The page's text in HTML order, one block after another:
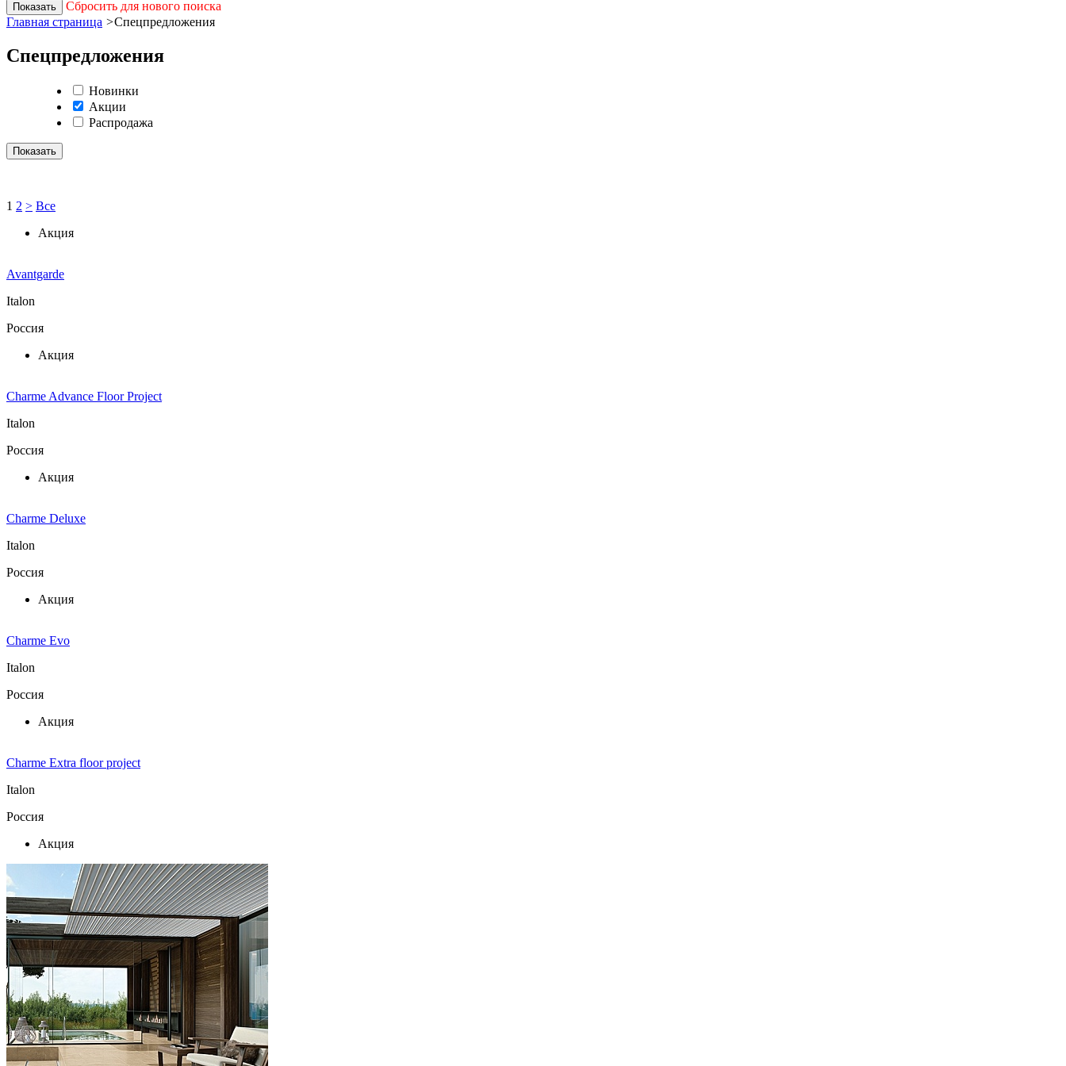
Показать
Сбросить для нового поиска
Главная страница >Спецпредложения
Спецпредложения
Новинки
Акции
Распродажа
Показать
1 2 > Все
Акция
Avantgarde
Italon
Россия
Акция
Charme Advance Floor Project
Italon
Россия
Акция
Charme Deluxe
Italon
Россия
Акция
Charme Evo
Italon
Россия
Акция
Charme Extra floor project
Italon
Россия
Акция